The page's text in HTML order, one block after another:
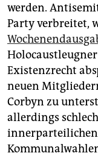
werden.
Party verbreitet,
Existenzrecht
neuen
Corbyn zu
allerdings